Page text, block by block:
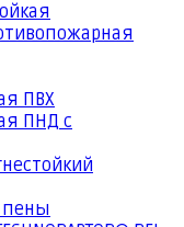
ПВХ
ПНД с
пены